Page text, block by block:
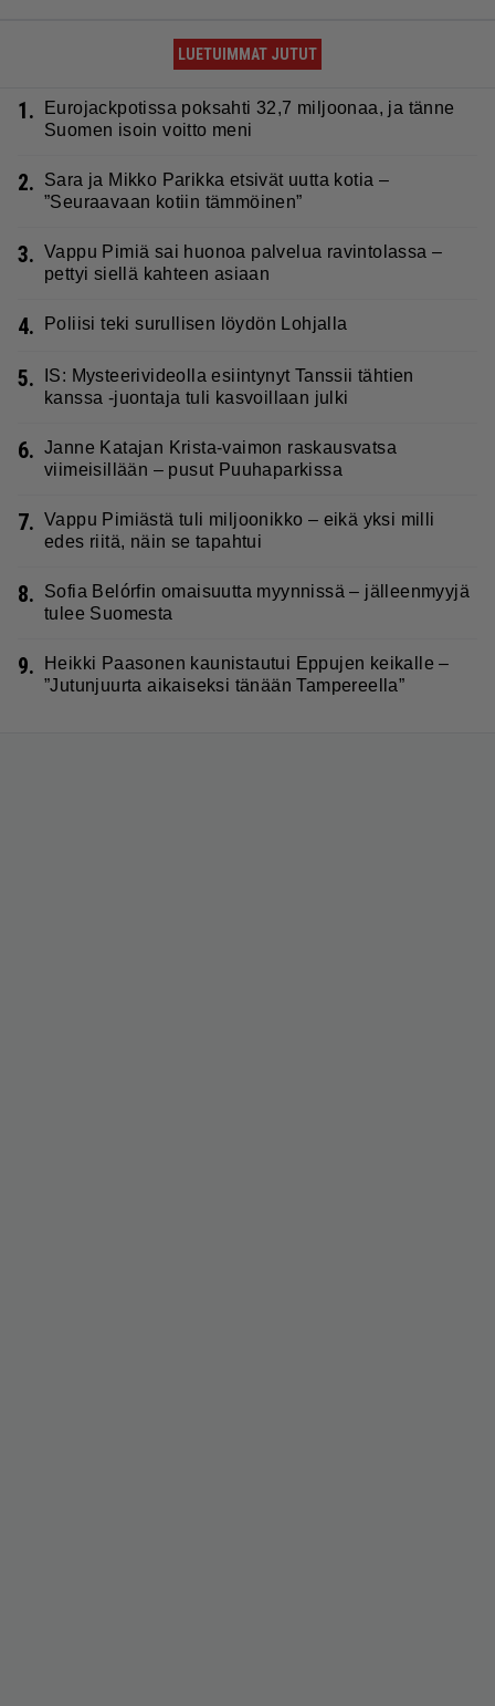
LUETUIMMAT JUTUT
1.
Eurojackpotissa poksahti 32,7 miljoonaa, ja tänne
Suomen isoin voitto meni
2.
Sara ja Mikko Parikka etsivät uutta kotia –
”Seuraavaan kotiin tämmöinen”
3. Vappu Pimiä sai huonoa palvelua ravintolassa –
pettyi siellä kahteen asiaan
4. Poliisi teki surullisen löydön Lohjalla
5.
IS: Mysteerivideolla esiintynyt Tanssii tähtien
kanssa -juontaja tuli kasvoillaan julki
6. Janne Katajan Krista-vaimon raskausvatsa
viimeisillään – pusut Puuhaparkissa
7. Vappu Pimiästä tuli miljoonikko – eikä yksi milli
edes riitä, näin se tapahtui
8.
Sofia Belórfin omaisuutta myynnissä – jälleenmyyjä
tulee Suomesta
9.
Heikki Paasonen kaunistautui Eppujen keikalle –
”Jutunjuurta aikaiseksi tänään Tampereella”